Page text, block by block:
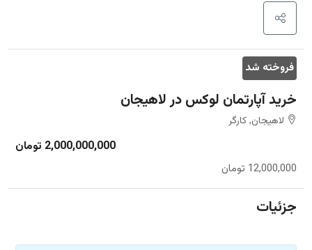
فروخته شد
خرید آپارتمان لوکس در لاهیجان
لاهیجان, کارگر
2,000,000,000 تومان
12,000,000 تومان
جزئیات